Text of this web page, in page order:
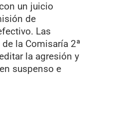
un juicio
de
Las
la Comisaría 2ª
la agresión y
suspenso e